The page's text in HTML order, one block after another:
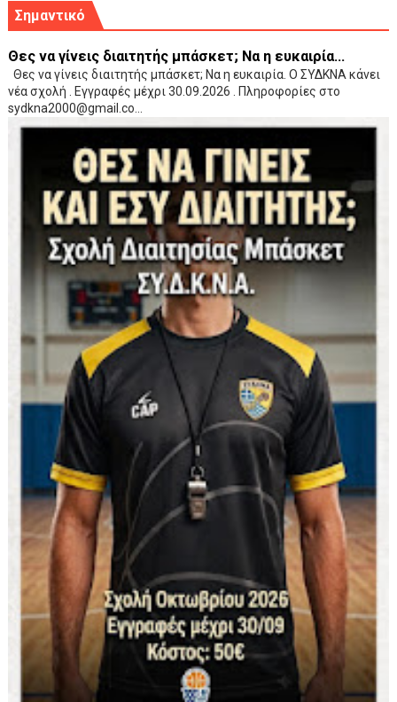
Σημαντικό
Θες να γίνεις διαιτητής μπάσκετ; Να η ευκαιρία...
Θες να γίνεις διαιτητής μπάσκετ; Να η ευκαιρία. Ο ΣΥΔΚΝΑ κάνει
νέα σχολή . Εγγραφές μέχρι 30.09.2026 . Πληροφορίες στο
sydkna2000@gmail.co...